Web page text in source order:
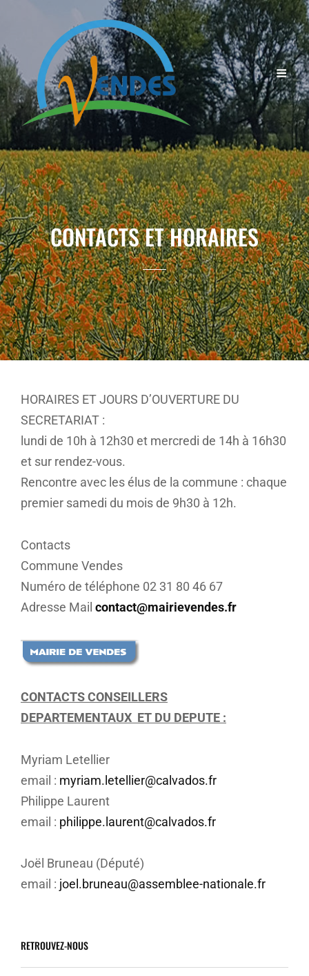
CONTACTS ET HORAIRES
HORAIRES ET JOURS D’OUVERTURE DU
SECRETARIAT :
lundi de 10h à 12h30 et mercredi de 14h à 16h30
et sur rendez-vous.
Rencontre avec les élus de la commune : chaque
premier samedi du mois de 9h30 à 12h.
Contacts
Commune Vendes
Numéro de téléphone 02 31 80 46 67
Adresse Mail contact@mairievendes.fr
CONTACTS CONSEILLERS
DEPARTEMENTAUX ET DU DEPUTE :
Myriam Letellier
email : myriam.letellier@calvados.fr
Philippe Laurent
email : philippe.laurent@calvados.fr
Joël Bruneau (Député)
email : joel.bruneau@assemblee-nationale.fr
RETROUVEZ-NOUS